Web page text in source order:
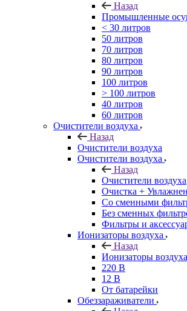
Назад
Промышленные
< 30 литров
50 литров
70 литров
80 литров
90 литров
100 литров
> 100 литров
40 литров
60 литров
Очистители воздуха
Назад
Очистители воздуха
Очистители воздуха
Назад
Очистители воздуха
Очистка +
Cо сменными
Без сменных
Фильтры и
Ионизаторы воздуха
Назад
Ионизаторы воздуха
220 В
12 В
От батарейки
Обеззараживатели